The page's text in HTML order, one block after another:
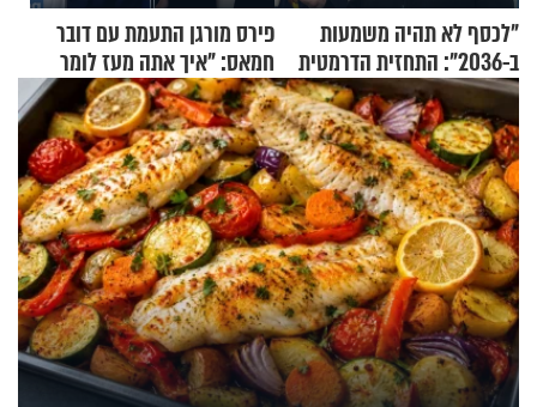
"לכסף לא תהיה משמעות
ב-2036": התחזית הדרמטית
של אילון מאסק על עתיד
הכלכלה
פירס מורגן התעמת עם דובר
חמאס: "איך אתה מעז לומר
שלא ביצעתם פשעי מלחמה?!"